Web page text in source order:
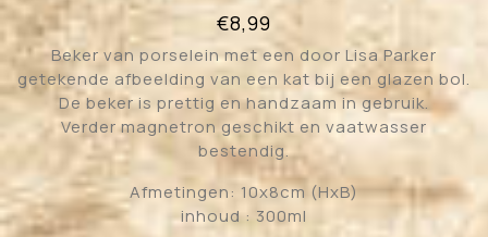
€8,99
Beker van porselein met een door Lisa Parker
getekende afbeelding van een kat bij een glazen bol.
De beker is prettig en handzaam in gebruik.
Verder magnetron geschikt en vaatwasser
bestendig.
Afmetingen: 10x8cm (HxB)
inhoud : 300ml